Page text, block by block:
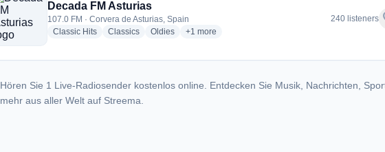
Decada FM Asturias
107.0 FM · Corvera de Asturias, Spain
Classic Hitsradio stations
Classicsradio stations
Oldiesradio stations
+1 more genres for Decada FM Asturias
more
240 listeners
Hören Sie 1 Live-Radiosender kostenlos online. Entdecken Sie Musik, Nachrichten,
mehr aus aller Welt auf Streema.